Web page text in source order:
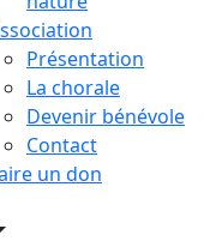
Présentation
La chorale
Devenir bénévole
Contact
un don